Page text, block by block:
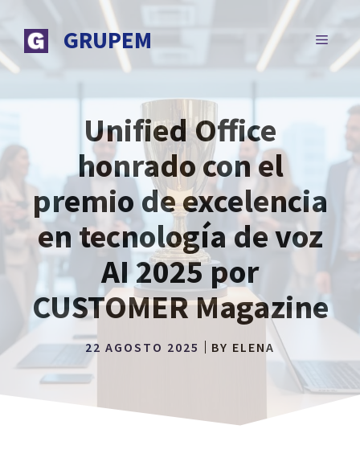
contenido
GRUPEM MENÚ
Unified Office
honrado con el
premio de excelencia
en tecnología de voz
AI 2025 por
CUSTOMER Magazine
22 AGOSTO 2025 BY ELENA